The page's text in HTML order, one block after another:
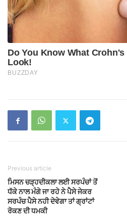
Previous article
ਮਿਸਨ ਚੜ੍ਹਦੀਕਲਾ ਲਈ ਸਰਪੰਚਾਂ ਤੋਂ
ਧੱਕੇ ਨਾਲ ਮੰਗੇ ਜਾ ਰਹੇ ਨੇ ਪੈਸੇ ਜੇਕਰ
ਸਰਪੰਚ ਪੈਸੇ ਨਹੀ ਦੇਵੇਗਾ ਤਾਂ ਗ੍ਰਾਂਟਾਂ
ਰੋਕਣ ਦੀ ਧਮਕੀ